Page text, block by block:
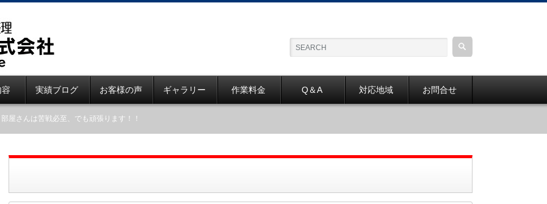
実績ブログ お客様の声 ギャラリー 作業料金 Q＆A 対応地域 お問合せ
屋さんは苦戦必至、でも頑張ります！！